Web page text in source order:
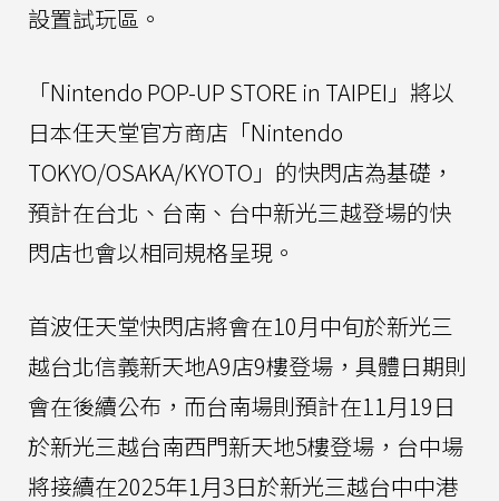
設置試玩區。
「Nintendo POP-UP STORE in TAIPEI」將以
日本任天堂官方商店「Nintendo
TOKYO/OSAKA/KYOTO」的快閃店為基礎，
預計在台北、台南、台中新光三越登場的快
閃店也會以相同規格呈現。
首波任天堂快閃店將會在10月中旬於新光三
越台北信義新天地A9店9樓登場，具體日期則
會在後續公布，而台南場則預計在11月19日
於新光三越台南西門新天地5樓登場，台中場
將接續在2025年1月3日於新光三越台中中港